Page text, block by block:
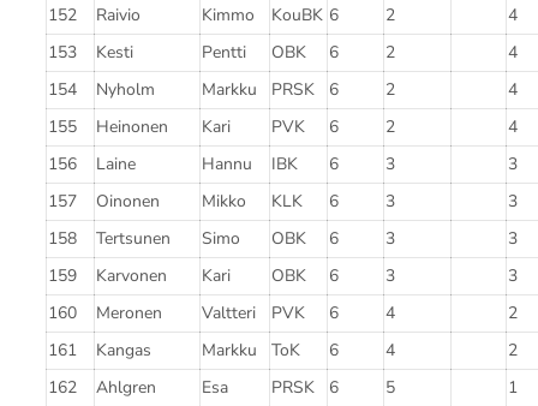
152
Raivio Kimmo KouBK 6 2
4
153
Kesti Pentti OBK 6 2
4
154
Nyholm Markku PRSK 6 2
4
155
Heinonen Kari PVK 6 2
4
156
Laine Hannu IBK 6 3
3
157
Oinonen Mikko KLK 6 3
3
158
Tertsunen Simo OBK 6 3
3
159
Karvonen Kari OBK 6 3
3
160
Meronen Valtteri PVK 6 4
2
161
Kangas Markku ToK 6 4
2
162
Ahlgren Esa PRSK 6 5
1